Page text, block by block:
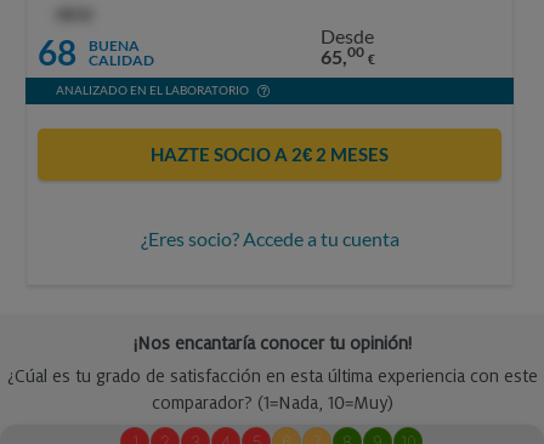
68
BUENA
CALIDAD
Desde
65,00 €
ANALIZADO EN EL LABORATORIO
HAZTE SOCIO A 2€ 2 MESES
¿Eres socio? Accede a tu cuenta